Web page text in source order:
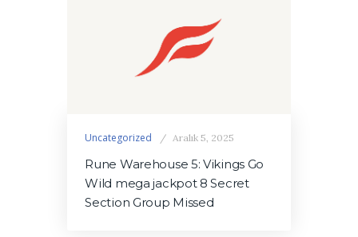
Uncategorized Aralık 5, 2025
Rune Warehouse 5: Vikings Go
Wild mega jackpot 8 Secret
Section Group Missed